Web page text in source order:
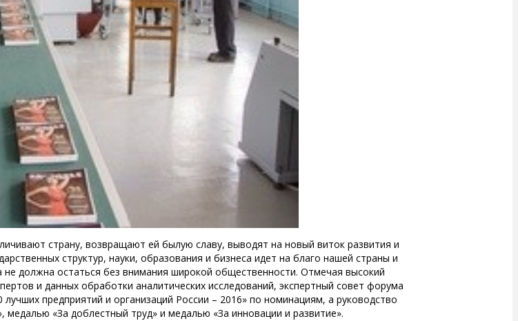
страну, возвращают ей былую славу, выводят на новый виток развития и
структур, науки, образования и бизнеса идет на благо нашей страны и
не должна остаться без внимания широкой общественности. Отмечая высокий
и данных обработки аналитических исследований, экспертный совет форума
предприятий и организаций России – 2016» по номинациям, а руководство
«За доблестный труд» и медалью «За инновации и развитие».